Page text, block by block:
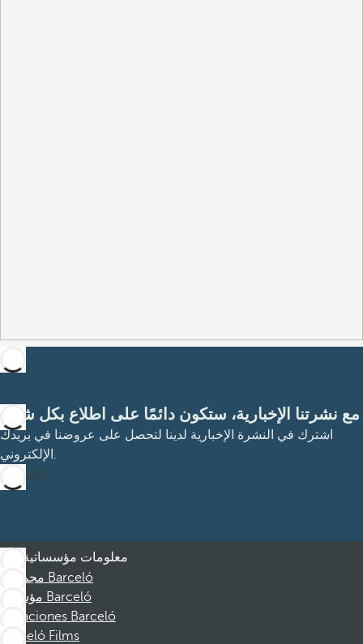
مع نشرتنا الإخبارية، ستكون دائمًا على اطلاع بكل شيء
اشترك في النشرة الإخبارية لدينا لتحصل على عروضنا في بريدك
الإلكتروني.
الاشتراك
معلومات مؤسساتية
مجموعة Barceló
مؤسسة Barceló
Vacaciones Barceló
Barceló Films